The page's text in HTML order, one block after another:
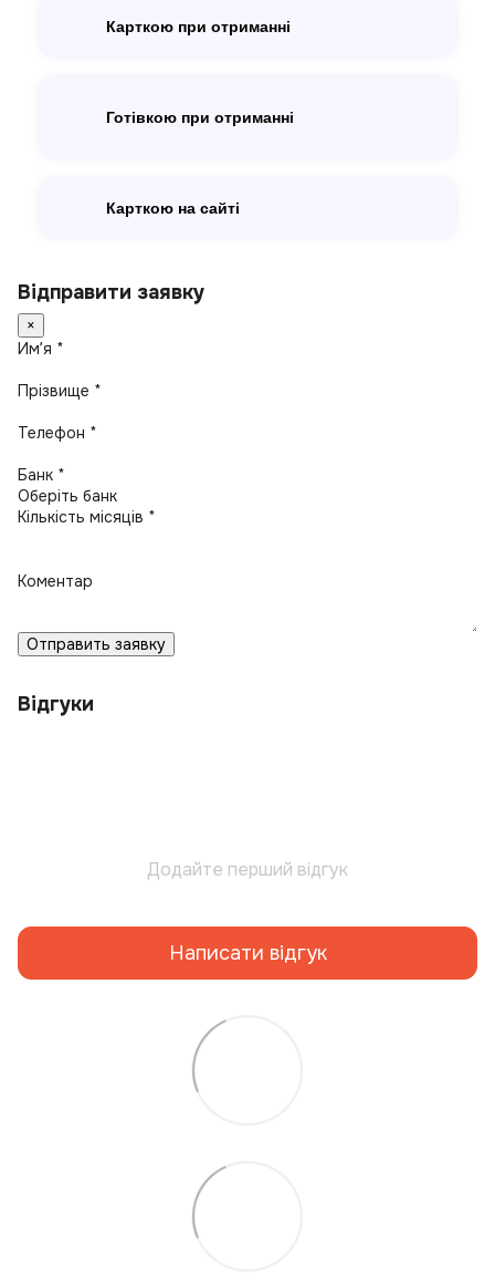
Карткою при отриманні
Готівкою при отриманні
Карткою на сайті
Відправити заявку
×
Имʼя *
Прізвище *
Телефон *
Банк *
Кількість місяців *
Коментар
Отправить заявку
Відгуки
Додайте перший відгук
Написати відгук